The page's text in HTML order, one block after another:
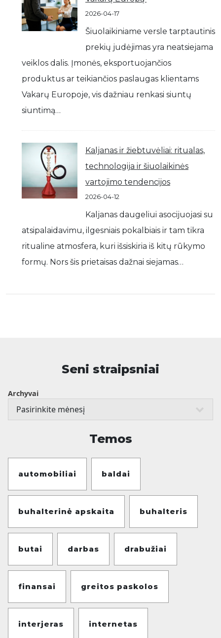
2026-04-17
Šiuolaikiniame versle tarptautinis
prekių judėjimas yra neatsiejama
veiklos dalis. Įmonės, eksportuojančios
produktus ar teikiančios paslaugas klientams
Vakarų Europoje, vis dažniau renkasi siuntų
siuntimą…
Kaljanas ir žiebtuvėliai: ritualas,
technologija ir šiuolaikinės
vartojimo tendencijos
2026-04-12
Kaljanas daugeliui asocijuojasi su
atsipalaidavimu, ilgesniais pokalbiais ir tam tikra
ritualine atmosfera, kuri išsiskiria iš kitų rūkymo
formų. Nors šis prietaisas dažnai siejamas…
Seni straipsniai
Archyvai
Temos
automobiliai baldai
buhalterinė apskaita buhalteris
butai darbas drabužiai
finansai greitos paskolos
interjeras internetas